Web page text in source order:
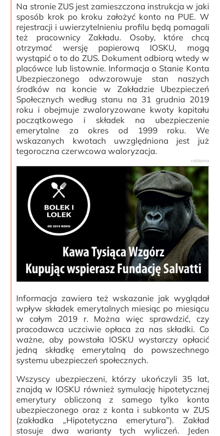
Na stronie ZUS jest zamieszczona instrukcja w jaki
sposób krok po kroku założyć konto na PUE. W
rejestracji i uwierzytelnieniu profilu będą pomagali
też pracownicy Zakładu. Osoby, które chcą
otrzymać wersję papierową IOSKU, mogą
wystąpić o to do ZUS. Dokument odbiorą wtedy w
placówce lub listownie. Informacja o Stanie Konta
Ubezpieczonego odwzorowuje stan naszych
środków na koncie w Zakładzie Ubezpieczeń
Społecznych według stanu na 31 grudnia 2019
roku i obejmuje zwaloryzowane kwoty kapitału
początkowego i składek na ubezpieczenie
emerytalne za okres od 1999 roku. We
wskazanych kwotach uwzględniona jest już
tegoroczna czerwcowa waloryzacja.
Informacja zawiera też wskazanie jak wyglądał
wpływ składek emerytalnych miesiąc po miesiącu
w całym 2019 r. Można więc sprawdzić, czy
pracodawca uczciwie opłaca za nas składki. Co
ważne, aby powstała IOSKU wystarczy opłacić
jedną składkę emerytalną do powszechnego
systemu ubezpieczeń społecznych.
Wszyscy ubezpieczeni, którzy ukończyli 35 lat,
znajdą w IOSKU również symulację hipotetycznej
emerytury obliczoną z samego tylko konta
ubezpieczonego oraz z konta i subkonta w ZUS
(zakładka „Hipotetyczna emerytura”). Zakład
stosuje dwa warianty tych wyliczeń. Jeden